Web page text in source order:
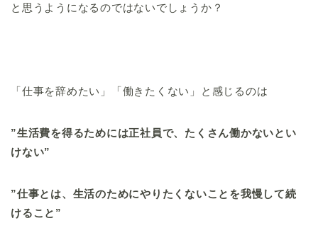
と思うようになるのではないでしょうか？
「仕事を辞めたい」「働きたくない」と感じるのは
”生活費を得るためには正社員で、たくさん働かないとい
けない”
”仕事とは、生活のためにやりたくないことを我慢して続
けること”